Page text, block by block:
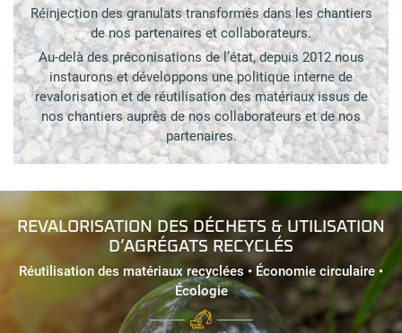
Réinjection des granulats transformés dans les chantiers
de nos partenaires et collaborateurs.
Au-delà des préconisations de l’état, depuis 2012 nous
instaurons et développons une politique interne de
revalorisation et de réutilisation des matériaux issus de
nos chantiers auprès de nos collaborateurs et de nos
partenaires.
REVALORISATION DES DÉCHETS & UTILISATION
D’AGRÉGATS RECYCLÉS
Réutilisation des matériaux recyclées • Économie circulaire •
Écologie